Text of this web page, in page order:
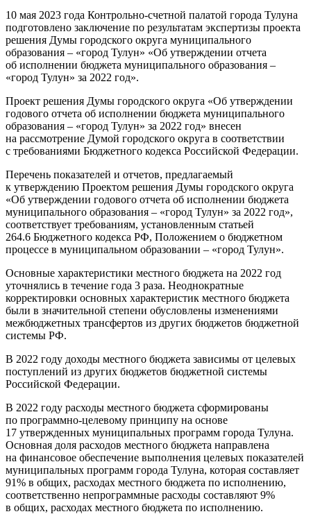
10 мая 2023 года Контрольно-счетной палатой города Тулуна
подготовлено заключение по результатам экспертизы проекта
решения Думы городского округа муниципального
образования – «город Тулун» «Об утверждении отчета
об исполнении бюджета муниципального образования –
«город Тулун» за 2022 год».
Проект решения Думы городского округа «Об утверждении
годового отчета об исполнении бюджета муниципального
образования – «город Тулун» за 2022 год» внесен
на рассмотрение Думой городского округа в соответствии
с требованиями Бюджетного кодекса Российской Федерации.
Перечень показателей и отчетов, предлагаемый
к утверждению Проектом решения Думы городского округа
«Об утверждении годового отчета об исполнении бюджета
муниципального образования – «город Тулун» за 2022 год»,
соответствует требованиям, установленным статьей
264.6 Бюджетного кодекса РФ, Положением о бюджетном
процессе в муниципальном образовании – «город Тулун».
Основные характеристики местного бюджета на 2022 год
уточнялись в течение года 3 раза. Неоднократные
корректировки основных характеристик местного бюджета
были в значительной степени обусловлены изменениями
межбюджетных трансфертов из других бюджетов бюджетной
системы РФ.
В 2022 году доходы местного бюджета зависимы от целевых
поступлений из других бюджетов бюджетной системы
Российской Федерации.
В 2022 году расходы местного бюджета сформированы
по программно-целевому принципу на основе
17 утвержденных муниципальных программ города Тулуна.
Основная доля расходов местного бюджета направлена
на финансовое обеспечение выполнения целевых показателей
муниципальных программ города Тулуна, которая составляет
91% в общих, расходах местного бюджета по исполнению,
соответственно непрограммные расходы составляют 9%
в общих, расходах местного бюджета по исполнению.